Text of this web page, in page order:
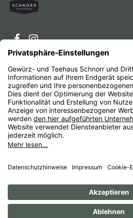
Service-Hotline
Service
Unternehmen
Alle Preise inkl. gesetzl.
anders
© 1956 - 2026 Gewürz- und
ImpressumAGB
Barrierefreiheit